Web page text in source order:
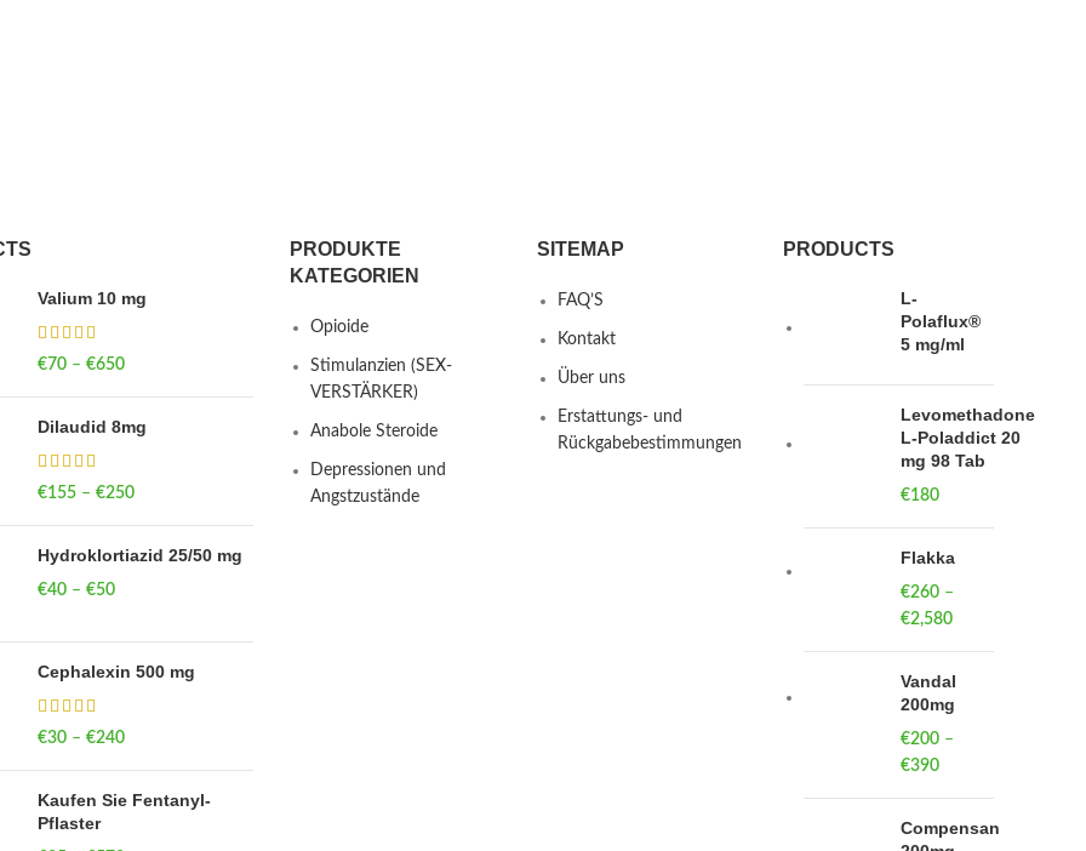
Valium 10 mg
€70 – €650Price range: €70
Dilaudid 8mg
€155 – €250Price range: €155
Hydroklortiazid 25/50 mg
€40 – €50Price range: €40
Cephalexin 500 mg
€30 – €240Price range: €30
Kaufen Sie Fentanyl-
Pflaster
PRODUKTE
KATEGORIEN
Opioide
Stimulanzien (SEX-
VERSTÄRKER)
Anabole Steroide
Depressionen und
Angstzustände
SITEMAP
FAQ’S
Kontakt
Über uns
Erstattungs- und
Rückgabebestimmungen
PRODUCTS
L-
Polaflux®
5 mg/ml
Levomethadone
L-Poladdict 20
mg 98 Tab
€180
Flakka
€260 –
€2,580
€260
through
Vandal
200mg
€200 –
€390
through
Compensan